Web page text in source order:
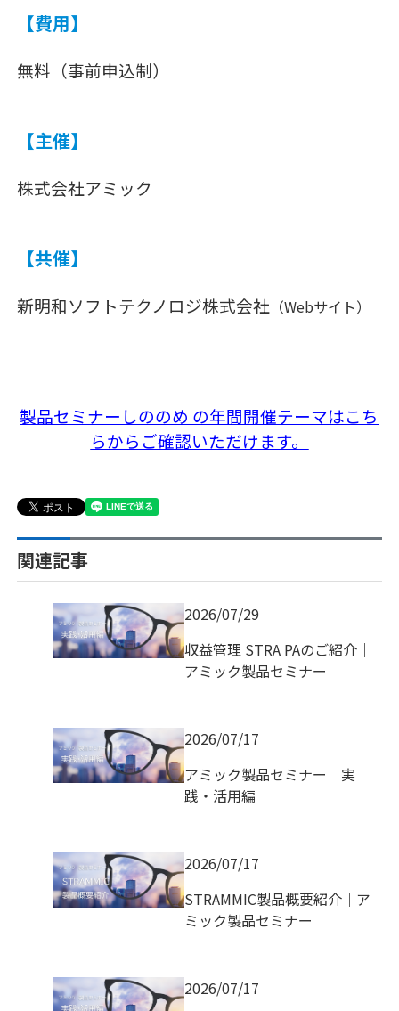
【費用】
無料（事前申込制）
【主催】
株式会社アミック
【共催】
新明和ソフトテクノロジ株式会社 （Webサイト）
製品セミナーしののめ の年間開催テーマはこち
らからご確認いただけます。
関連記事
2026/07/29
収益管理 STRA PAのご紹介｜
アミック製品セミナー
2026/07/17
アミック製品セミナー 実
践・活用編
2026/07/17
STRAMMIC製品概要紹介｜ア
ミック製品セミナー
2026/07/17